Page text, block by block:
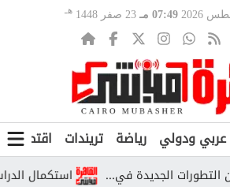
07:49 مـ 23 صفر 1448 هـ
عربي ودولي رياضة تريندات اقتصاد
استكمال الدراسة خارج مصر 2026.. الشروط والأوراق الجديدة في...